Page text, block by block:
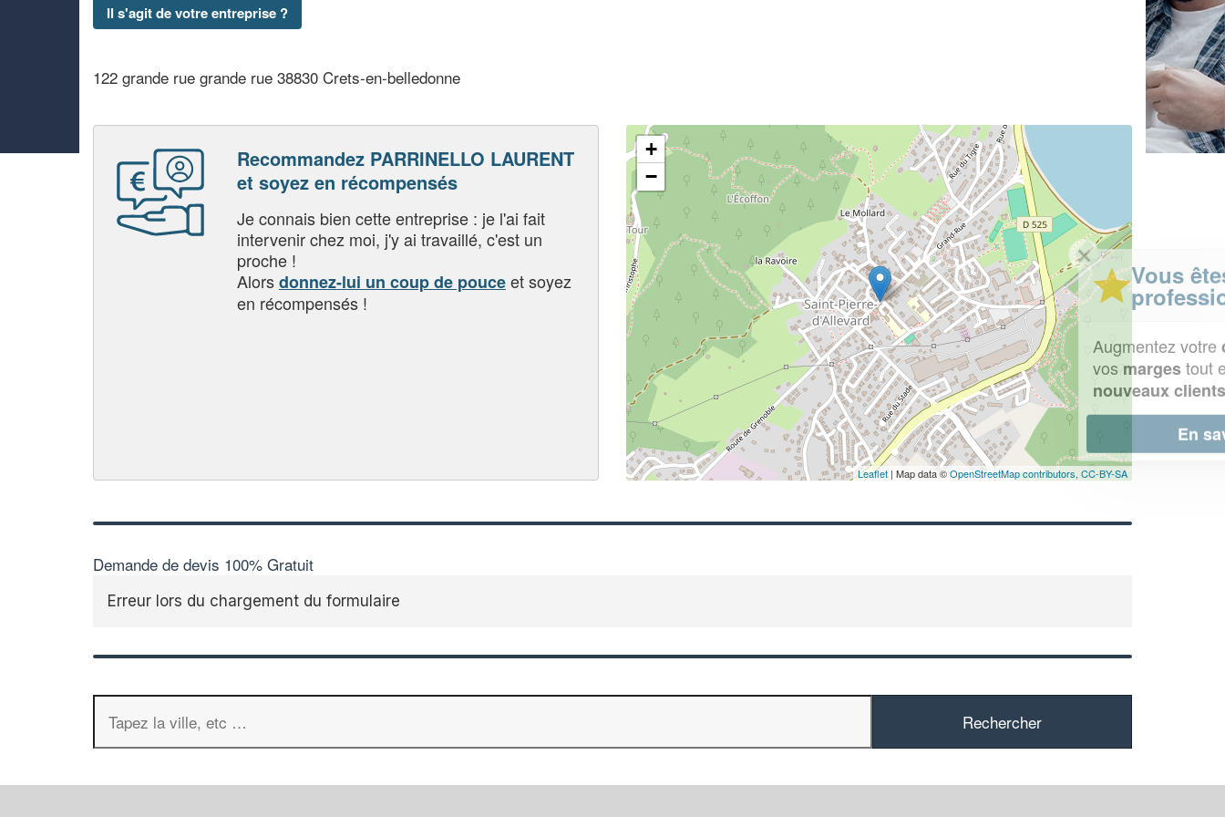
Il s'agit de votre entreprise ?
122 grande rue grande rue 38830 Crets-en-belledonne
Recommandez PARRINELLO LAURENT
et soyez en récompensés
Je connais bien cette entreprise : je l'ai fait
intervenir chez moi, j'y ai travaillé, c'est un
proche !
Alorsdonnez-lui un coup de pouceet soyez
en récompensés !
+
−
Leaflet | Map data ©OpenStreetMap contributors, CC-BY-SA
Demande de devis 100% Gratuit
Erreur lors du chargement du formulaire
✕
Vous êtes un
professionnel ?
Augmentez votrechiffre d'affaireset
vosmargestout en gagnant de
nouveaux clients!
En savoir plus